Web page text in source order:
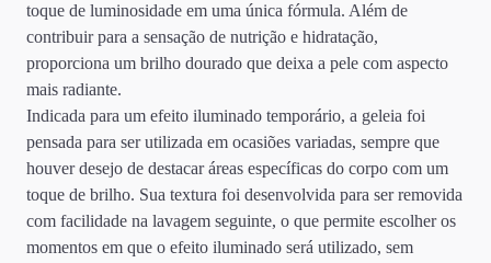
toque de luminosidade em uma única fórmula. Além de
contribuir para a sensação de nutrição e hidratação,
proporciona um brilho dourado que deixa a pele com aspecto
mais radiante.
Indicada para um efeito iluminado temporário, a geleia foi
pensada para ser utilizada em ocasiões variadas, sempre que
houver desejo de destacar áreas específicas do corpo com um
toque de brilho. Sua textura foi desenvolvida para ser removida
com facilidade na lavagem seguinte, o que permite escolher os
momentos em que o efeito iluminado será utilizado, sem